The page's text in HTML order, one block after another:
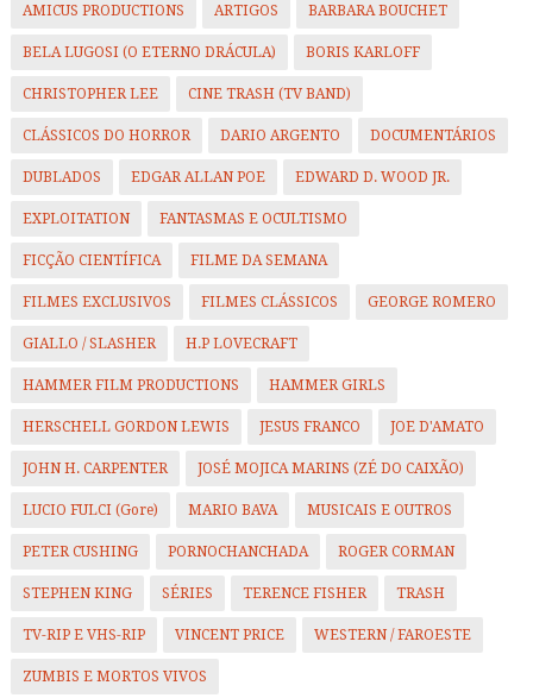
AMICUS PRODUCTIONS ARTIGOS BARBARA BOUCHET
BELA LUGOSI (O ETERNO DRÁCULA) BORIS KARLOFF
CHRISTOPHER LEE CINE TRASH (TV BAND)
CLÁSSICOS DO HORROR DARIO ARGENTO DOCUMENTÁRIOS
DUBLADOS EDGAR ALLAN POE EDWARD D. WOOD JR.
EXPLOITATION FANTASMAS E OCULTISMO
FICÇÃO CIENTÍFICA FILME DA SEMANA
FILMES EXCLUSIVOS FILMES CLÁSSICOS GEORGE ROMERO
GIALLO / SLASHER H.P LOVECRAFT
HAMMER FILM PRODUCTIONS HAMMER GIRLS
HERSCHELL GORDON LEWIS JESUS FRANCO JOE D'AMATO
JOHN H. CARPENTER JOSÉ MOJICA MARINS (ZÉ DO CAIXÃO)
LUCIO FULCI (Gore) MARIO BAVA MUSICAIS E OUTROS
PETER CUSHING PORNOCHANCHADA ROGER CORMAN
STEPHEN KING SÉRIES TERENCE FISHER TRASH
TV-RIP E VHS-RIP VINCENT PRICE WESTERN / FAROESTE
ZUMBIS E MORTOS VIVOS